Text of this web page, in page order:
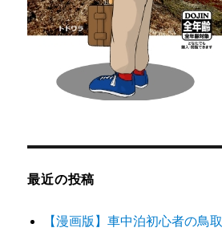
最近の投稿
【漫画版】車中泊初心者の鳥